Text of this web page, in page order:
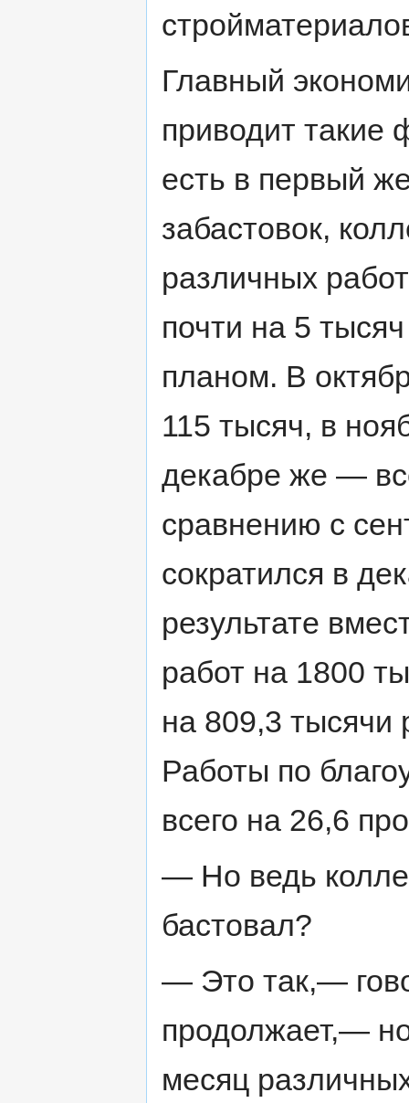
Главный
приводит такие
есть в первый
забастовок,
различных
почти на 5
планом. В
115 тысяч, в
декабре же —
сравнению с
сократился в
результате
работ на 1800
на 809,3 тысячи
Работы по
всего на 26,6
— Но ведь
бастовал?
— Это так,—
продолжает,—
месяц